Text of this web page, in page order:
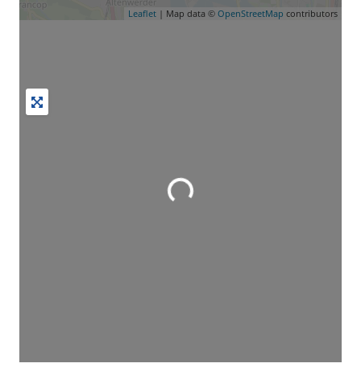
Leaflet | Map data © OpenStreetMap contributors
Wird geladen …